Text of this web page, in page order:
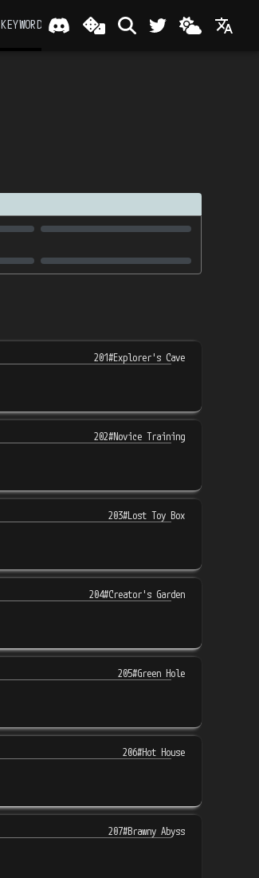
KEYWORD
201#Explorer's Cave
202#Novice Training
203#Lost Toy Box
204#Creator's Garden
205#Green Hole
206#Hot House
207#Brawny Abyss